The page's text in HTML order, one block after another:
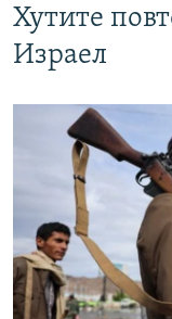
Хутите
Израел